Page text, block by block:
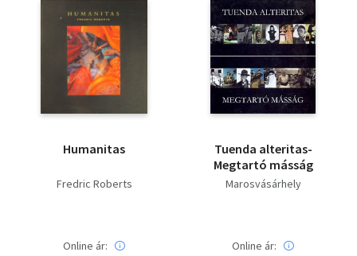
Humanitas
Fredric Roberts
Online ár:
Tuenda alteritas-
Megtartó másság
Marosvásárhely
Online ár: